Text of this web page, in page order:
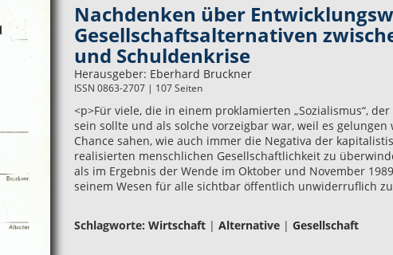
Nachdenken über
Gesellschaftsalternativen
und Schuldenkrise
Herausgeber: Eberhard Bruckner
ISSN 0863-2707 | 107 Seiten
<p>Für viele, die in einem proklamierten „Sozialismus“,
sein sollte und als solche vorzeigbar war, weil es
Chance sahen, wie auch immer die Negativa der
realisierten menschlichen Gesellschaftlichkeit zu
als im Ergebnis der Wende im Oktober und November
seinem Wesen für alle sichtbar öffentlich unwiderruflich
Schlagworte: Wirtschaft| Alternative| Gesellschaft